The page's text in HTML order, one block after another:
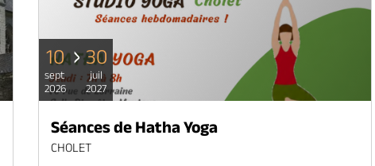
10
sept
2026
30
juil
2027
Séances de Hatha Yoga
CHOLET